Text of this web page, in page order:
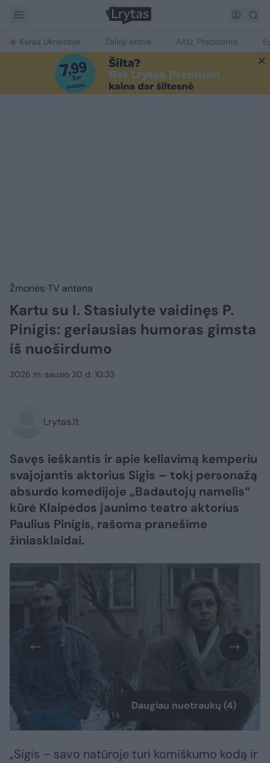
Karas Ukrainoje Žalioji erdvė Ačiū, Prezidente
Žmonės TV antena
Kartu su I. Stasiulyte vaidinęs P.
Pinigis: geriausias humoras gimsta
iš nuoširdumo
2026 m. sausio 20 d. 10:33
Lrytas.lt
Savęs ieškantis ir apie keliavimą kemperiu
svajojantis aktorius Sigis – tokį personažą
absurdo komedijoje „Badautojų namelis“
kūrė Klaipėdos jaunimo teatro aktorius
Paulius Pinigis, rašoma pranešime
žiniasklaidai.
Daugiau nuotraukų (4)
„Sigis – savo natūroje turi komiškumo kodą ir